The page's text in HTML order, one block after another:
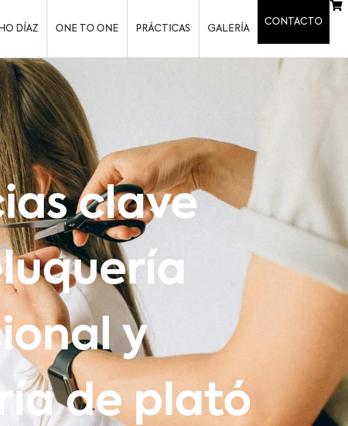
DÍAZ ONE TO ONE PRÁCTICAS GALERÍA
CONTACTO
clave
y
de plató